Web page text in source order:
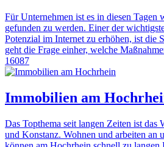
Für Unternehmen ist es in diesen Tagen
gefunden zu werden. Einer der
Potenzial im Internet zu erhöhen, ist die
geht die Frage einher, welche
16087
Immobilien am
Das Topthema seit langen Zeiten ist das
und Konstanz. Wohnen und arbeiten an